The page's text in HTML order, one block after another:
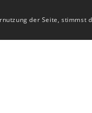
der Seite, stimmst